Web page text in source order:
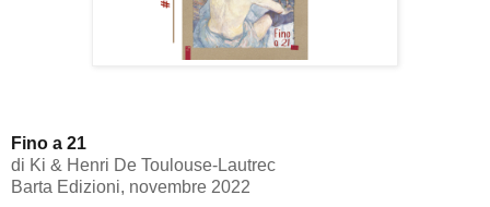
Fino a 21
di Ki & Henri De Toulouse-Lautrec
Barta Edizioni, novembre 2022